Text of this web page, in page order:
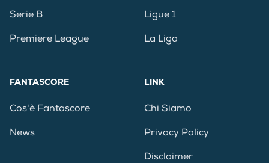
Serie B
Premiere League
Ligue 1
La Liga
FANTASCORE
Cos'è Fantascore
News
LINK
Chi Siamo
Privacy Policy
Disclaimer